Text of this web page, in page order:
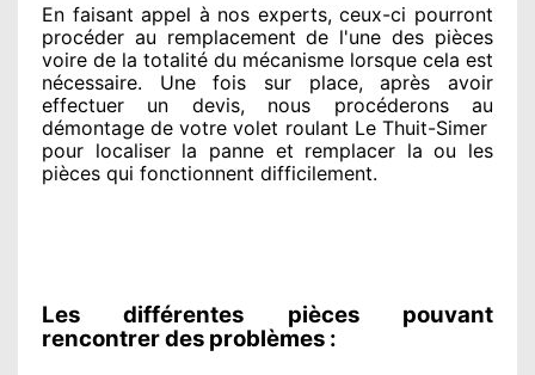
En faisant appel à nos experts, ceux-ci pourront
procéder au remplacement de l'une des pièces
voire de la totalité du mécanisme lorsque cela est
nécessaire. Une fois sur place, après avoir
effectuer un devis, nous procéderons au
démontage de votre volet roulant Le Thuit-Simer
pour localiser la panne et remplacer la ou les
pièces qui fonctionnent difficilement.
Les différentes pièces pouvant
rencontrer des problèmes :